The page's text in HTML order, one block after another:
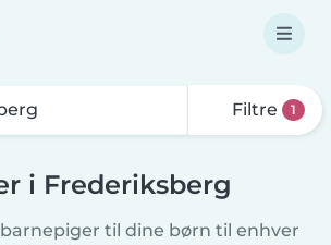
Filtre 1
i Frederiksberg
til dine børn til enhver